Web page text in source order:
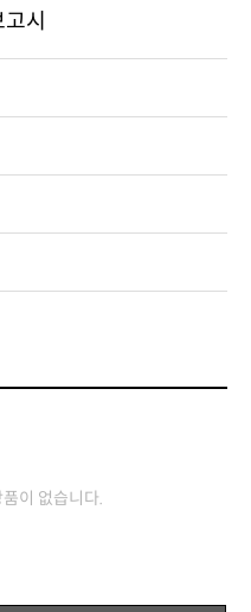
시
이 없습니다.